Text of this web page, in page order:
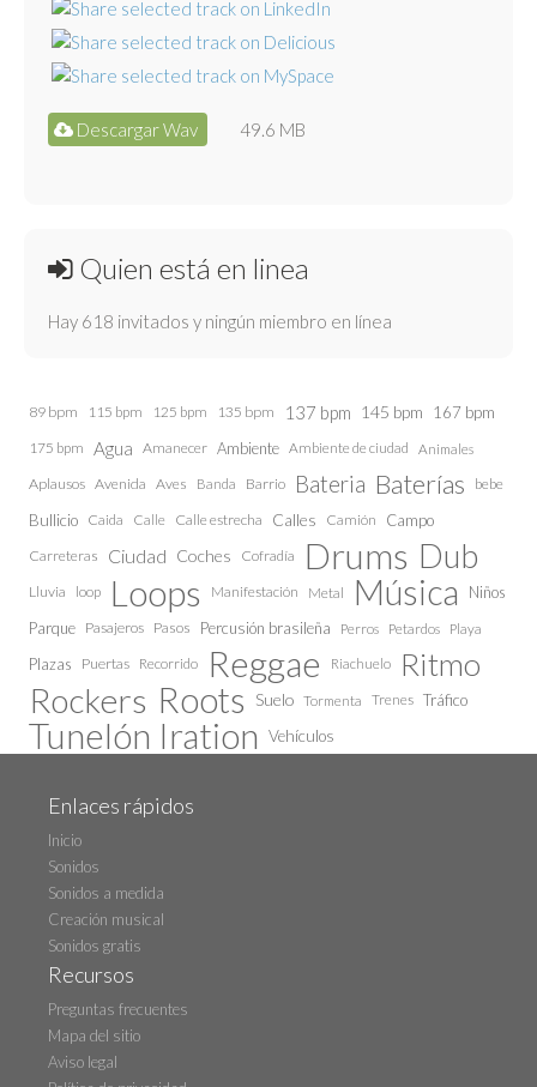
Descargar Wav 49.6 MB
Quien está en linea
Hay 618 invitados y ningún miembro en línea
89 bpm 115 bpm 125 bpm 135 bpm 137 bpm 145 bpm 167 bpm
175 bpm Agua Amanecer Ambiente Ambiente de ciudad Animales
Aplausos Avenida Aves Banda Barrio Bateria Baterías bebe
Bullicio Caida Calle Calle estrecha Calles Camión Campo
Carreteras Ciudad Coches Cofradía Drums Dub
Lluvia loop Loops Manifestación Metal Música
Niños
Parque Pasajeros Pasos Percusión brasileña Perros Petardos Playa
Plazas Puertas Recorrido Reggae Riachuelo Ritmo
Rockers Roots Suelo Tormenta Trenes Tráfico
Tunelón Iration Vehículos
Enlaces rápidos
Inicio
Sonidos
Sonidos a medida
Creación musical
Sonidos gratis
Recursos
Preguntas frecuentes
Mapa del sitio
Aviso legal